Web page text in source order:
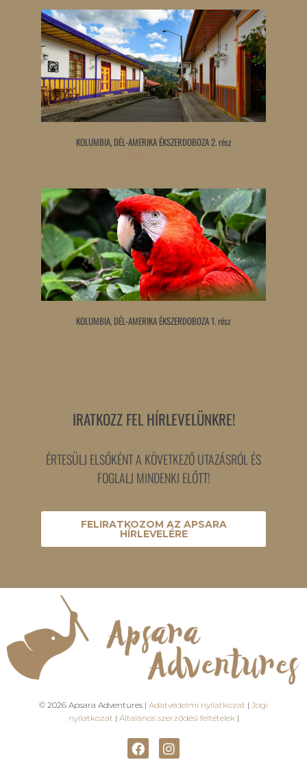
KOLUMBIA, DÉL-AMERIKA ÉKSZERDOBOZA 2. rész
KOLUMBIA, DÉL-AMERIKA ÉKSZERDOBOZA 1. rész
IRATKOZZ FEL HÍRLEVELÜNKRE!
ÉRTESÜLJ ELSŐKÉNT A KÖVETKEZŐ UTAZÁSRÓL ÉS
FOGLALJ MINDENKI ELŐTT!
FELIRATKOZOM AZ APSARA
HÍRLEVELÉRE
© 2026 Apsara Adventures | Adatvédelmi nyilatkozat | Jogi
nyilatkozat | Általános szerződési feltételek |